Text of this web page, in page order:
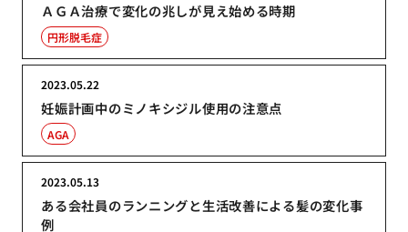
ＡＧＡ治療で変化の兆しが見え始める時期
円形脱毛症
妊娠計画中のミノキシジル使用の注意点
2023.05.22
AGA
ある会社員のランニングと生活改善による髪の変化事
例
2023.05.13